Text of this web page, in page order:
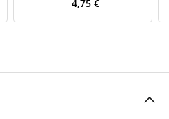
4,75 €